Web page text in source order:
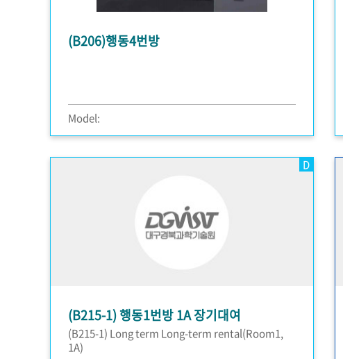
(B206)행동4번방
Model:
(B215-1) 행동1번방 1A 장기대여
(B215-1) Long term Long-term rental(Room1,
1A)
D